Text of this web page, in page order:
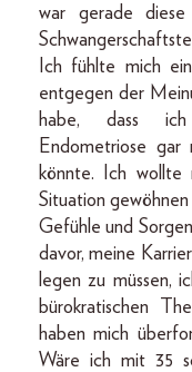
war gerade
Ich fühlte mich
entgegen der
habe, dass
Endometriose gar
könnte. Ich wollte
Situation
Gefühle und
davor, meine
legen zu müssen,
bürokratischen
haben mich
Wäre ich mit 35